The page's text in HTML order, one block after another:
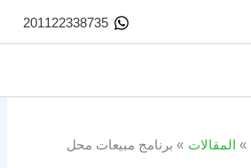
201122338735
المقالات برنامج مبيعات محل